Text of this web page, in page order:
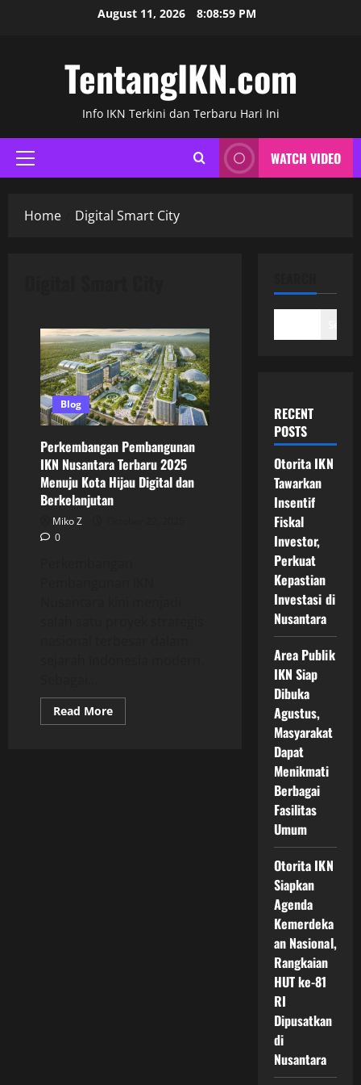
August 11, 2026 8:09:00 PM
TentangIKN.com
Info IKN Terkini dan Terbaru Hari Ini
Primary
Menu
WATCH VIDEO
Home Digital Smart City
Blog
Perkembangan Pembangunan
IKN Nusantara Terbaru 2025
Menuju Kota Hijau Digital dan
Berkelanjutan
Miko Z
0
Read MoreRead
more
RECENT
POSTS
Otorita IKN
Tawarkan
Insentif
Fiskal
Investor,
Perkuat
Kepastian
Investasi di
Nusantara
Area Publik
IKN Siap
Dibuka
Agustus,
Masyarakat
Dapat
Menikmati
Berbagai
Fasilitas
Umum
Otorita IKN
Siapkan
Agenda
Kemerdeka
an Nasional,
Rangkaian
HUT ke-81
RI
Dipusatkan
di
Nusantara